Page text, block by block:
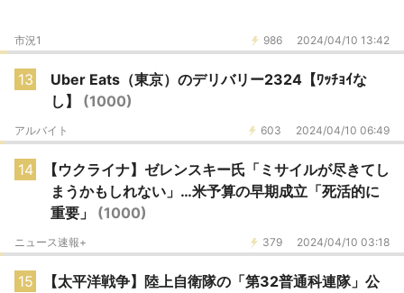
986 2024/04/10 13:42
市況1
13
Uber Eats（東京）のデリバリー2324【ﾜｯﾁｮｲな
し】 (1000)
603 2024/04/10 06:49
アルバイト
14
【ウクライナ】ゼレンスキー氏「ミサイルが尽きてし
まうかもしれない」…米予算の早期成立「死活的に
重要」 (1000)
379 2024/04/10 03:18
ニュース速報+
15
【太平洋戦争】陸上自衛隊の「第32普通科連隊」公